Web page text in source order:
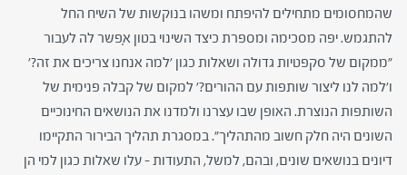
שהמחסומים מתחילים להיפתח ומשהו בנוקשות של השיח החל
להתגמש. יפה מסכימה ומספרת כיצד השינוי בטון אִפשר לה לעבור
"ממקום של סקפטיות גדולה ושאלות כגון 'למה אנחנו צריכים את זה?'
ו'למה לנו ליצור שותפות עם ההורים?' למקום של קבלה פנימית של
השותפות הנוצרת. האופן שבו עצרנו ולמדנו את הנושאים החינוכיים
השונים היה חלק חשוב מהתהליך". במסגרת תהליך הבירור התקיימו
דיונים בנושאים שונים, ובהם, למשל, התעודות – עלו שאלות כגון למי הן